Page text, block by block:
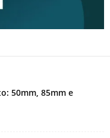
50mm, 85mm e